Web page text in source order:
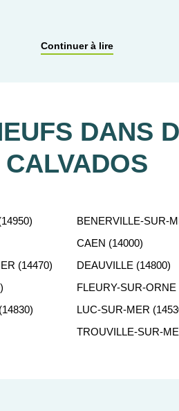
Continuer à lire
DANS
CALVADOS
BENERVILLE-SUR-
CAEN (14000)
(14470) DEAUVILLE (14800)
FLEURY-SUR-ORNE
LUC-SUR-MER
TROUVILLE-SUR-